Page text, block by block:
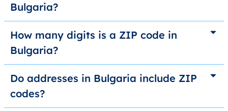
Bulgaria?
How many digits is a ZIP code in
Bulgaria?
Do addresses in Bulgaria include ZIP
codes?